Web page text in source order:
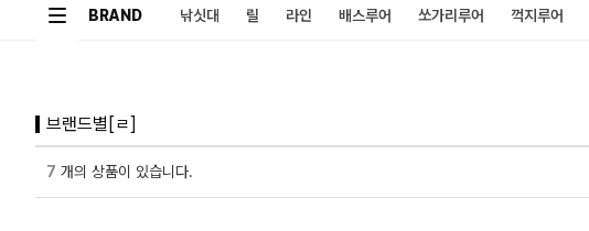
BRAND 낚싯대 릴 라인 배스루어 쏘가리루어 꺽지루어
브랜드별[ㄹ]
7 개의 상품이 있습니다.